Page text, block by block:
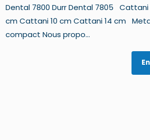
Dental 7800 Durr Dental 7805
cm Cattani 10 cm Cattani 14 cm
compact Nous propo...